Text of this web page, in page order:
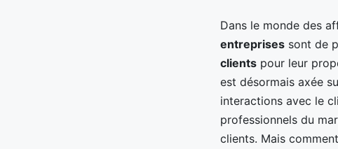
Dans le monde des
entreprises sont de
clients pour leur
est désormais axée
interactions avec le
professionnels du
clients. Mais